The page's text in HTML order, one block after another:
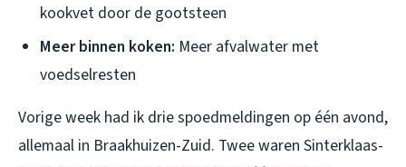
kookvet door de gootsteen
Meer binnen koken: Meer afvalwater met
voedselresten
Vorige week had ik drie spoedmeldingen op één avond,
allemaal in Braakhuizen-Zuid. Twee waren Sinterklaas-